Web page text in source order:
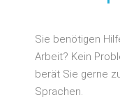
Sie benötigen
Arbeit? Kein
berät Sie gerne
Sprachen.